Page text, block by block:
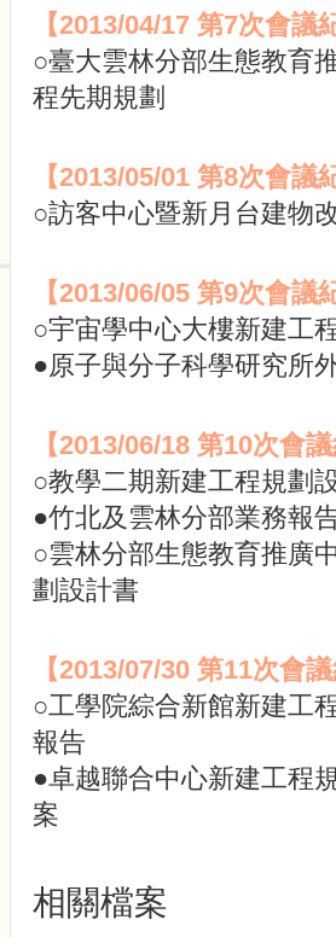
記
錄
規
校
規
書
生
物
多
樣
園
貌
共
【2013/04/17 第7次會議
○臺大雲林分部生態教育
程先期規劃
【2013/05/01 第8次會議
○訪客中心暨新月台建物
【2013/06/05 第9次會議
○宇宙學中心大樓新建工
●原子與分子科學研究所
【2013/06/18 第10次會
○教學二期新建工程規劃
●竹北及雲林分部業務報
○雲林分部生態教育推廣
劃設計書
【2013/07/30 第11次會
○工學院綜合新館新建工
報告
●卓越聯合中心新建工程
案
相關檔案